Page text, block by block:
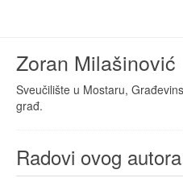
Zoran Milašinović
Sveučilište u Mostaru,
građ.
Radovi ovog